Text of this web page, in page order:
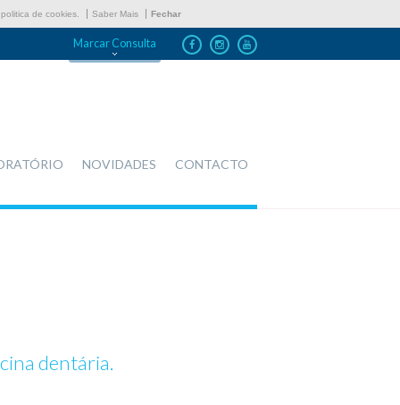
de cookies. Saber Mais Fechar
Marcar Consulta
NOVIDADES CONTACTO
dentária.